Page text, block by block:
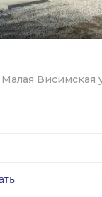
Висимская